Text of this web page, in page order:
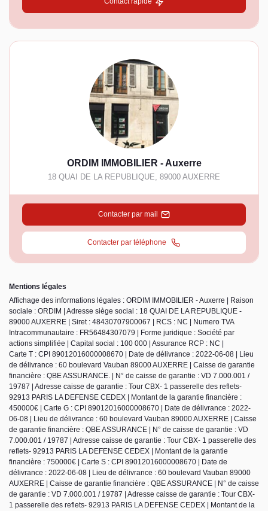
ORDIM IMMOBILIER - Auxerre
18 QUAI DE LA REPUBLIQUE 89000 AUXERRE
Contacter par mail
Contacter par téléphone
Mentions légales
Affichage des informations légales : ORDIM IMMOBILIER - Auxerre | Raison
sociale : ORDIM | Adresse siège social : 18 QUAI DE LA REPUBLIQUE -
89000 AUXERRE | Siret : 48430707900067 | RCS : NC | Numero TVA
Intracommunautaire : FR56484307079 | Forme juridique : Société par
actions simplifiée | Capital social : 100 000 | Assurance RCP : NC |
Carte T : CPI 89012016000008670 | Date de délivrance : 2022-06-08 | Lieu
de délivrance : 60 boulevard Vauban 89000 AUXERRE | Caisse de garantie
financière : QBE ASSURANCE. | N° de caisse de garantie : VD 7.000.001 /
19787 | Adresse caisse de garantie : Tour CBX- 1 passerelle des reflets-
92913 PARIS LA DEFENSE CEDEX | Montant de la garantie financière :
450000€ | Carte G : CPI 89012016000008670 | Date de délivrance : 2022-
06-08 | Lieu de délivrance : 60 boulevard Vauban 89000 AUXERRE | Caisse
de garantie financière : QBE ASSURANCE | N° de caisse de garantie : VD
7.000.001 / 19787 | Adresse caisse de garantie : Tour CBX- 1 passerelle des
reflets- 92913 PARIS LA DEFENSE CEDEX | Montant de la garantie
financière : 750000€ | Carte S : CPI 89012016000008670 | Date de
délivrance : 2022-06-08 | Lieu de délivrance : 60 boulevard Vauban 89000
AUXERRE | Caisse de garantie financière : QBE ASSURANCE | N° de caisse
de garantie : VD 7.000.001 / 19787 | Adresse caisse de garantie : Tour CBX-
1 passerelle des reflets- 92913 PARIS LA DEFENSE CEDEX | Montant de la